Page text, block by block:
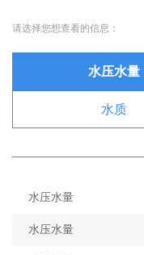
请选择您想查看的信息：
水压水量
水质
水压水量
水压水量